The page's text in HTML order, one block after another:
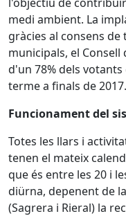
medi ambient. La
gràcies al consens
municipals, el
d'un 78% dels votants
terme a finals de 2017.
Funcionament del
Totes les llars i
tenen el mateix
que és entre les 20 i
diürna, depenent de
(Sagrera i Rieral) la